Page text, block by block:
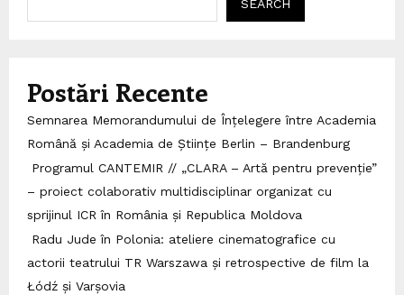
SEARCH
Postări Recente
Semnarea Memorandumului de Înțelegere între Academia
Română și Academia de Științe Berlin – Brandenburg
Programul CANTEMIR // „CLARA – Artă pentru prevenție”
– proiect colaborativ multidisciplinar organizat cu
sprijinul ICR în România și Republica Moldova
Radu Jude în Polonia: ateliere cinematografice cu
actorii teatrului TR Warszawa și retrospective de film la
Łódź și Varșovia